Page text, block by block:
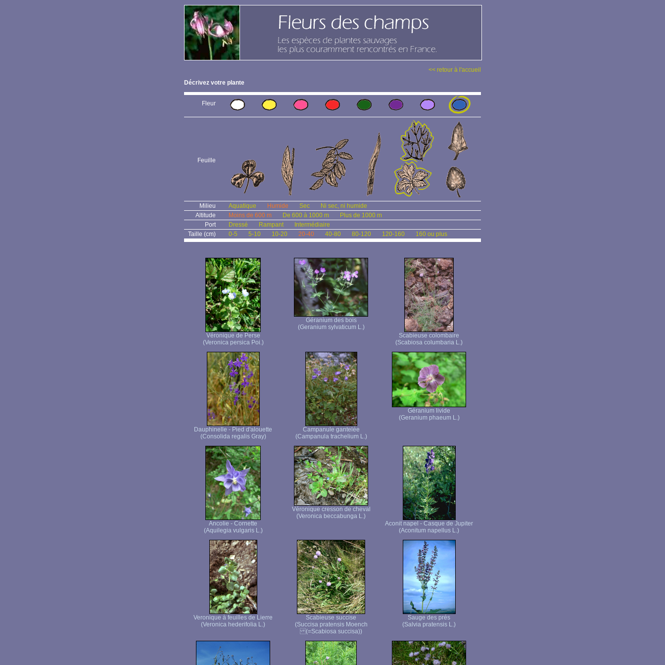
<< retour à l'accueil
Décrivez votre plante
Fleur
Feuille
Milieu Aquatique Humide Sec
Ni sec, ni humide
Altitude
Moins de 600 m De 600 à 1000 m
Plus de 1000 m
Port
Dressé Rampant
Intermédiaire
Taille (cm)
0-5 5-10 10-20 20-40 40-80 80-120 120-160 160 ou plus
Véronique de Perse
(Veronica persica Poi.)
Géranium des bois
(Geranium sylvaticum L.)
Scabieuse colombaire
(Scabiosa columbaria L.)
Dauphinelle - Pied d'alouette
(Consolida regalis Gray)
Campanule gantelée
(Campanula trachelium L.)
Géranium livide
(Geranium phaeum L.)
Ancolie - Cornette
(Aquilegia vulgaris L.)
Véronique cresson de cheval
(Veronica beccabunga L.)
Aconit napel - Casque de Jupiter
(Aconitum napellus L.)
Veronique à feuilles de Lierre
(Veronica hederifolia L.)
Scabieuse succise
(Succisa pratensis Moench
(=Scabiosa succisa))
Sauge des prés
(Salvia pratensis L.)